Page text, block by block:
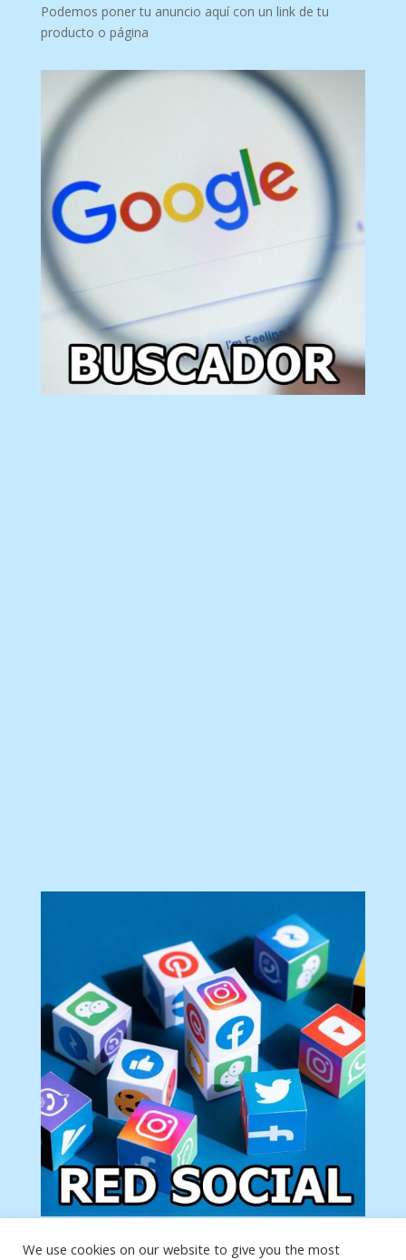
Podemos poner tu anuncio aquí con un link de tu
producto o página
Tu anuncio va aquí
We use cookies on our website to give you the most